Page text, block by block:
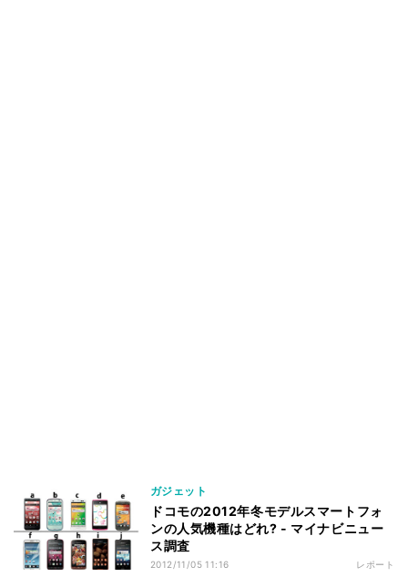
ガジェット
ドコモの2012年冬モデルスマートフォ
ンの人気機種はどれ? - マイナビニュー
ス調査
2012/11/05 11:16 レポート